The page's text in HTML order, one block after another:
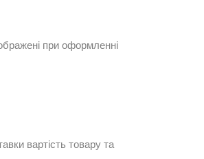
при оформленні
вартість товару та